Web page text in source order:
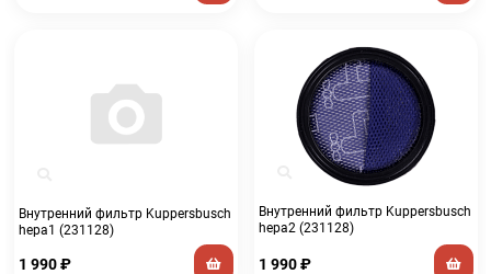
Внутренний фильтр Kuppersbusch
hepa1 (231128)
1 990₽
Внутренний фильтр Kuppersbusch
hepa2 (231128)
1 990₽